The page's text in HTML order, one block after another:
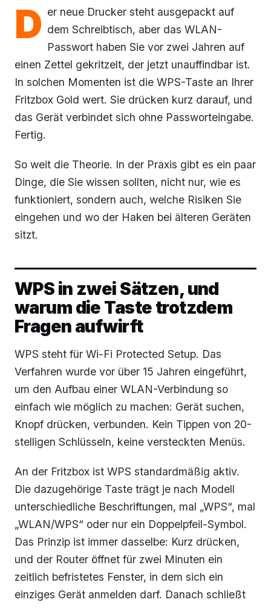
D er neue Drucker steht ausgepackt auf
dem Schreibtisch, aber das WLAN-
Passwort haben Sie vor zwei Jahren auf
einen Zettel gekritzelt, der jetzt unauffindbar ist.
In solchen Momenten ist die WPS-Taste an Ihrer
Fritzbox Gold wert. Sie drücken kurz darauf, und
das Gerät verbindet sich ohne Passworteingabe.
Fertig.
So weit die Theorie. In der Praxis gibt es ein paar
Dinge, die Sie wissen sollten, nicht nur, wie es
funktioniert, sondern auch, welche Risiken Sie
eingehen und wo der Haken bei älteren Geräten
sitzt.
WPS in zwei Sätzen, und
warum die Taste trotzdem
Fragen aufwirft
WPS steht für Wi-Fi Protected Setup. Das
Verfahren wurde vor über 15 Jahren eingeführt,
um den Aufbau einer WLAN-Verbindung so
einfach wie möglich zu machen: Gerät suchen,
Knopf drücken, verbunden. Kein Tippen von 20-
stelligen Schlüsseln, keine versteckten Menüs.
An der Fritzbox ist WPS standardmäßig aktiv.
Die dazugehörige Taste trägt je nach Modell
unterschiedliche Beschriftungen, mal „WPS“, mal
„WLAN/WPS“ oder nur ein Doppelpfeil-Symbol.
Das Prinzip ist immer dasselbe: Kurz drücken,
und der Router öffnet für zwei Minuten ein
zeitlich befristetes Fenster, in dem sich ein
einziges Gerät anmelden darf. Danach schließt